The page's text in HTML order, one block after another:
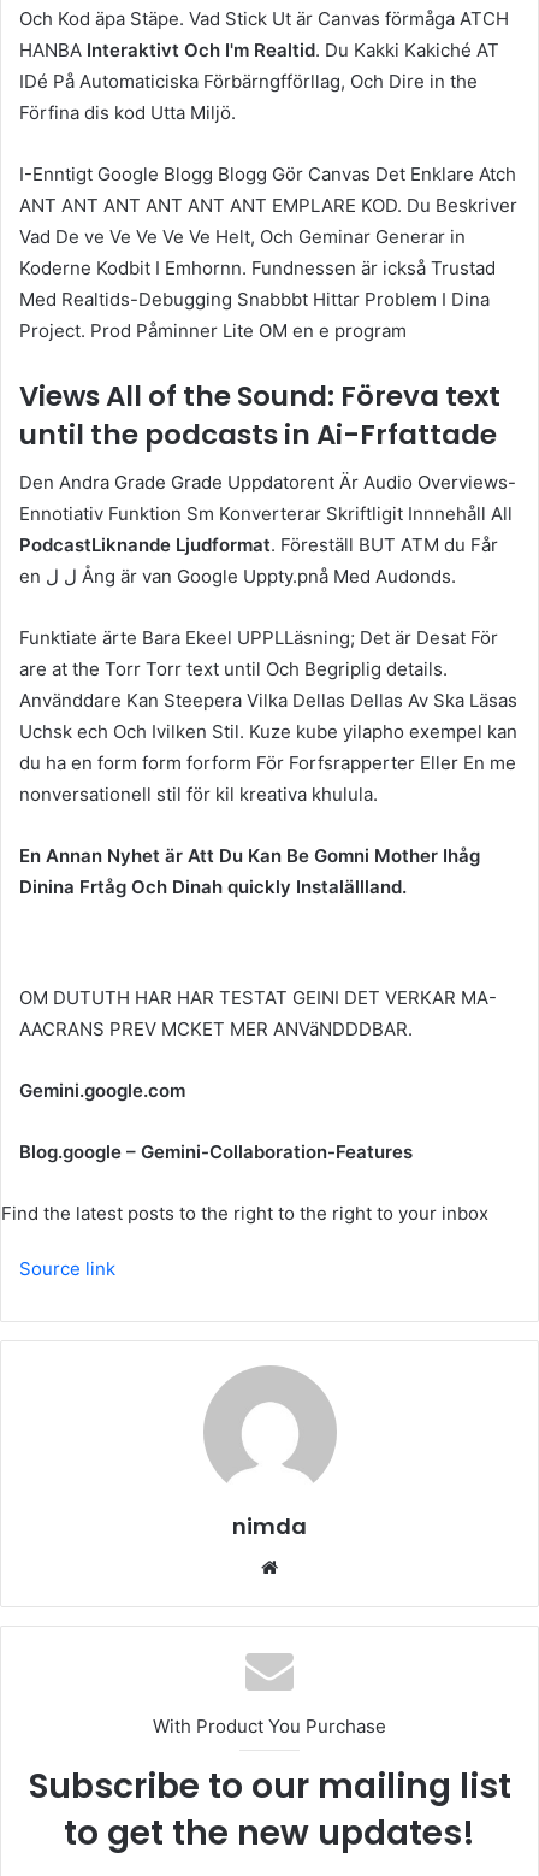
Och Kod äpa Stäpe. Vad Stick Ut är Canvas förmåga ATCH
HANBA Interaktivt Och I'm Realtid. Du Kakki Kakiché AT
IDé På Automaticiska Förbärngfförllag, Och Dire in the
Förfina dis kod Utta Miljö.
I-Enntigt Google Blogg Blogg Gör Canvas Det Enklare Atch
ANT ANT ANT ANT ANT ANT EMPLARE KOD. Du Beskriver
Vad De ve Ve Ve Ve Ve Helt, Och Geminar Generar in
Koderne Kodbit I Emhornn. Fundnessen är ickså Trustad
Med Realtids-Debugging Snabbbt Hittar Problem I Dina
Project. Prod Påminner Lite OM en e program
Views All of the Sound: Föreva text
until the podcasts in Ai-Frfattade
Den Andra Grade Grade Uppdatorent Är Audio Overviews-
Ennotiativ Funktion Sm Konverterar Skriftligit Innnehåll All
PodcastLiknande Ljudformat. Föreställ BUT ATM du Får
en ل ل Ång är van Google Uppty.pnå Med Audonds.
Funktiate ärte Bara Ekeel UPPLLäsning; Det är Desat För
are at the Torr Torr text until Och Begriplig details.
Använddare Kan Steepera Vilka Dellas Dellas Av Ska Läsas
Uchsk ech Och Ivilken Stil. Kuze kube yilapho exempel kan
du ha en form form forform För Forfsrapperter Eller En me
nonversationell stil för kil kreativa khulula.
En Annan Nyhet är Att Du Kan Be Gomni Mother Ihåg
Dinina Frtåg Och Dinah quickly Instalällland.
OM DUTUTH HAR HAR TESTAT GEINI DET VERKAR MA-
AACRANS PREV MCKET MER ANVäNDDDBAR.
Gemini.google.com
Blog.google – Gemini-Collaboration-Features
Find the latest posts to the right to the right to your inbox
Source link
nimda
With Product You Purchase
Subscribe to our mailing list
to get the new updates!